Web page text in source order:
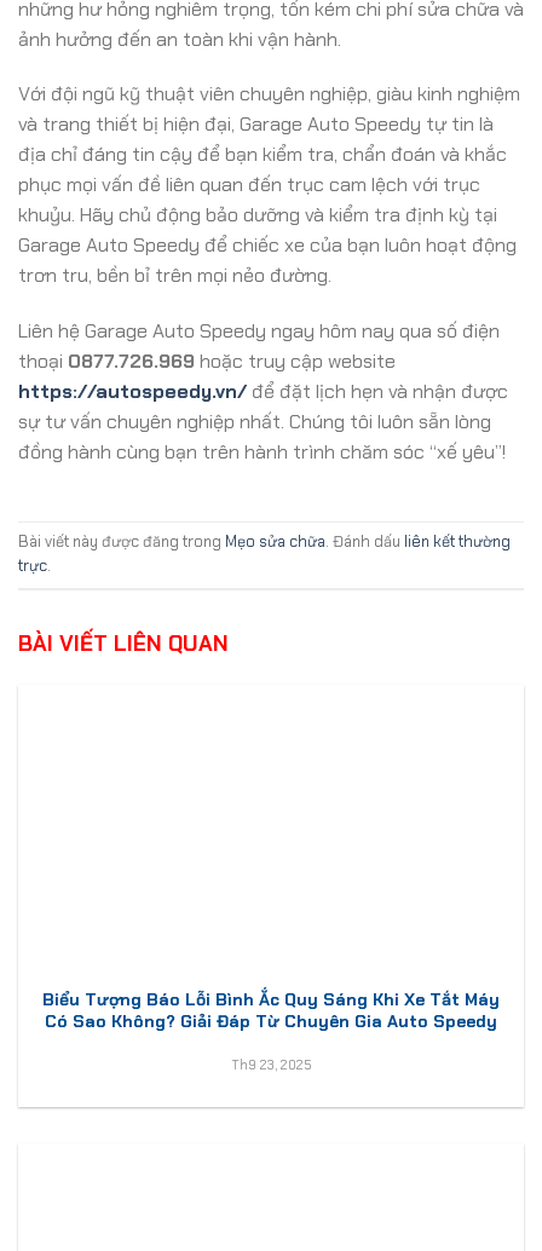
những hư hỏng nghiêm trọng, tốn kém chi phí sửa chữa và
ảnh hưởng đến an toàn khi vận hành.
Với đội ngũ kỹ thuật viên chuyên nghiệp, giàu kinh nghiệm
và trang thiết bị hiện đại, Garage Auto Speedy tự tin là
địa chỉ đáng tin cậy để bạn kiểm tra, chẩn đoán và khắc
phục mọi vấn đề liên quan đến trục cam lệch với trục
khuỷu. Hãy chủ động bảo dưỡng và kiểm tra định kỳ tại
Garage Auto Speedy để chiếc xe của bạn luôn hoạt động
trơn tru, bền bỉ trên mọi nẻo đường.
Liên hệ Garage Auto Speedy ngay hôm nay qua số điện
thoại 0877.726.969 hoặc truy cập website
https://autospeedy.vn/để đặt lịch hẹn và nhận được
sự tư vấn chuyên nghiệp nhất. Chúng tôi luôn sẵn lòng
đồng hành cùng bạn trên hành trình chăm sóc “xế yêu”!
Bài viết này được đăng trong Mẹo sửa chữa. Đánh dấu liên kết thường
trực.
BÀI VIẾT LIÊN QUAN
Biểu Tượng Báo Lỗi Bình Ắc Quy Sáng Khi Xe Tắt Máy
Có Sao Không? Giải Đáp Từ Chuyên Gia Auto Speedy
Th9 23, 2025